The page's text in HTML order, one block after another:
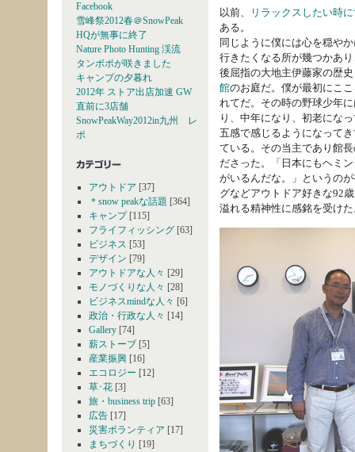
Facebook
雪峰祭2012春＠SnowPeak
HQが無事に終了
Nature Photo Hunting 渓流
タンポポが咲きました
キャンプの夕暮れ
2012年 ストア出店加速 GW
直前に3店舗
SnowPeakWay2012in九州 レ
ポ
アウトドア [37]
＊snow peakな話題 [364]
キャンプ[115]
フライフィッシング [63]
ビジネス [53]
デザイン [79]
アウトドアな人々 [29]
モノづくりな人々 [28]
ビジネスmindな人々 [6]
政治・行政な人々 [14]
Gallery [74]
薪ストーブ [5]
産業振興 [16]
エコロジー [12]
草･花 [3]
旅・business trip [63]
広告 [17]
災害ボランティア [17]
まちづくり [19]
以前、
リラックスしたい時
ある。
同じように僕には心を穏や
行きたくなる所が幾つかあ
後屈指の大地主伊藤家の歴
館のお庭だ。僕が最初にこ
れてだ。その時の野球少年
り、中年になり、初老にな
五感で感じるようになって
ている。その当主であり館
ださった。「日本にもヘミ
がいるんだな。」というの
グなどアウトドア好きな92
溢れる精神性に感銘を受け